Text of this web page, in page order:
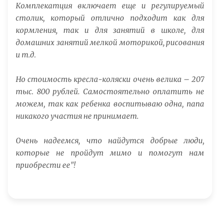
Комплекатция включает еще и регулируемый
столик, который отлично подходит как для
кормления, так и для занятий в школе, для
домашних занятий мелкой моторикой, рисования
и т.д.
Но стоимость кресла-коляски очень велика – 207
тыс. 800 рублей. Самостоятельно оплатить не
можем, так как ребенка воспитываю одна, папа
никакого участия не принимает.
Очень надеемся, что найдутся добрые люди,
которые не пройдут мимо и помогут нам
приобрести ее"!